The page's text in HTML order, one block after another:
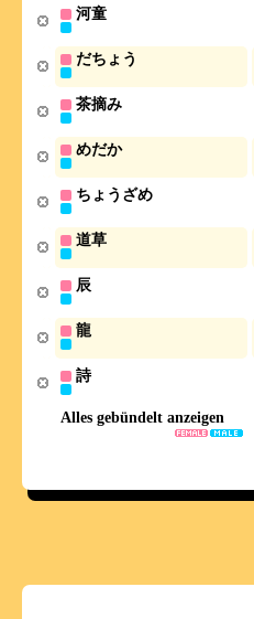
Alles gebündelt anzeigen
河童
だちょう
茶摘み
めだか
ちょうざめ
道草
辰
龍
詩